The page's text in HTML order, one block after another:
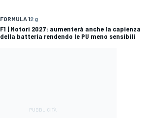
FORMULA 12 g
F1 | Motori 2027: aumenterà anche la capienza
della batteria rendendo le PU meno sensibili